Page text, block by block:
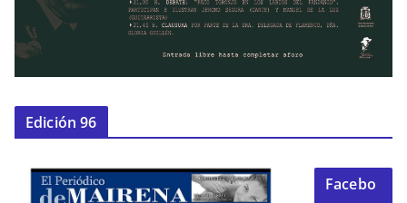
Edición 96
Facebo